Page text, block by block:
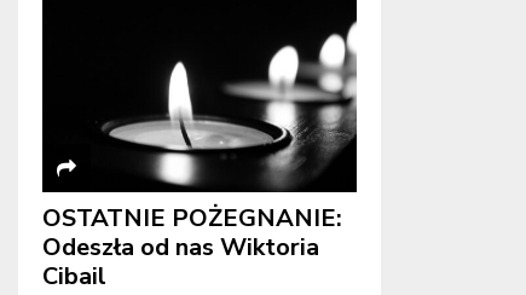
OSTATNIE POŻEGNANIE:
Odeszła od nas Wiktoria
Cibail